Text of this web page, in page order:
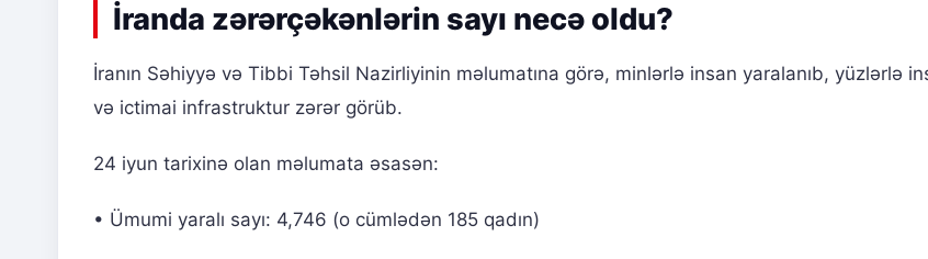
İranda zərərçəkənlərin sayı necə oldu?
İranın Səhiyyə və Tibbi Təhsil Nazirliyinin məlumatına görə, minlərlə insan yaralanıb, yüzlərlə
və ictimai infrastruktur zərər görüb.
24 iyun tarixinə olan məlumata əsasən:
• Ümumi yaralı sayı: 4,746 (o cümlədən 185 qadın)